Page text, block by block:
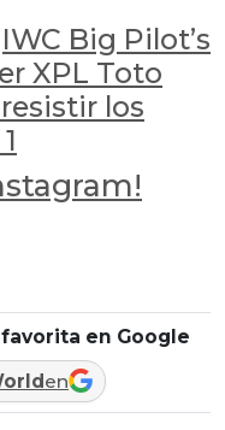
IWC Big Pilot’s
XPL Toto
los
en Google
en